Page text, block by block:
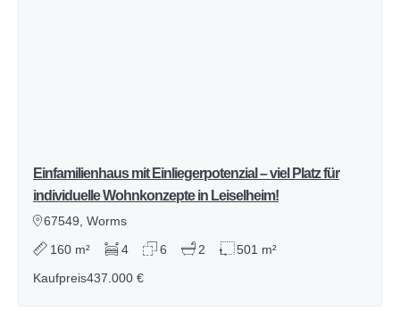
Einfamilienhaus mit Einliegerpotenzial – viel Platz für
individuelle Wohnkonzepte in Leiselheim!
67549, Worms
160 m² 4 6 2
501 m²
Kaufpreis437.000 €